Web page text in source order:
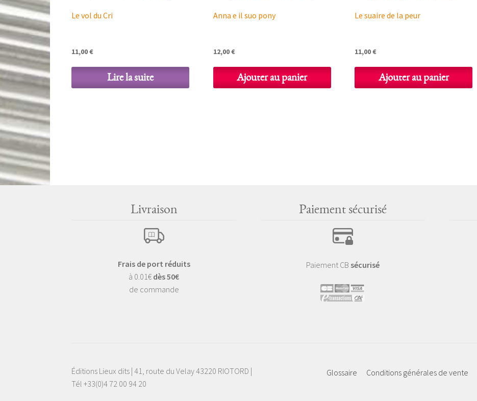
Le vol du Cri
11,00€
Lire la suite
Anna e il suo pony
12,00€
Ajouter au panier
Le suaire de la peur
11,00€
Ajouter au panier
Livraison
Frais de port réduits
à 0.01€ dès 50€
de commande
Paiement sécurisé
Paiement CB sécurisé
Glossaire Conditions générales de vente
Éditions Lieux dits | 41, route du Velay 43220 RIOTORD |
Tél +33(0)4 72 00 94 20